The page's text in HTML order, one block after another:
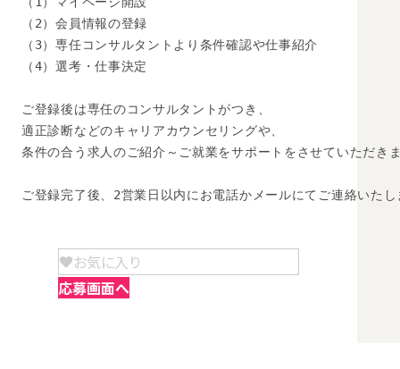
（2）会員情報の登録
（3）専任コンサルタントより条件確認や仕事紹介
（4）選考・仕事決定
ご登録後は専任のコンサルタントがつき、
適正診断などのキャリアカウンセリングや、
条件の合う求人のご紹介～ご就業をサポートをさせていただき
ご登録完了後、2営業日以内にお電話かメールにてご連絡いたし
お気に入り
応募画面へ